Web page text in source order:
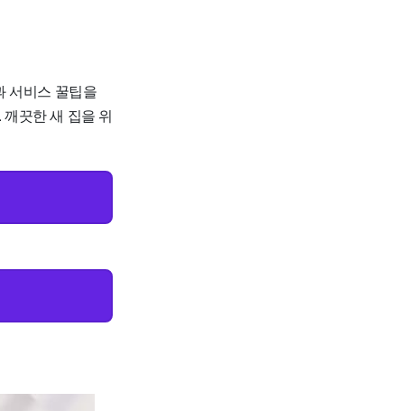
서비스 꿀팁을
끗한 새 집을 위